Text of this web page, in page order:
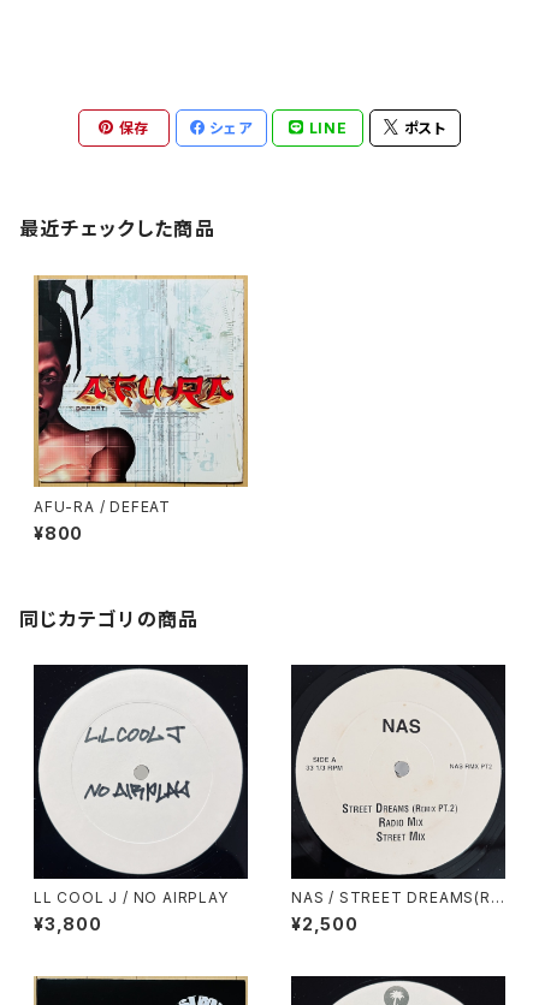
保存 シェア LINE ポスト
最近チェックした商品
AFU-RA / DEFEAT
¥800
同じカテゴリの商品
LL COOL J / NO AIRPLAY
¥3,800
NAS / STREET DREAMS(RE
MIX PT.2)
¥2,500